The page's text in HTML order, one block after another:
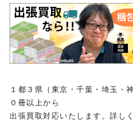
１都３県（東京・千葉・埼玉・
０冊以上から
出張買取対応いたします。詳し